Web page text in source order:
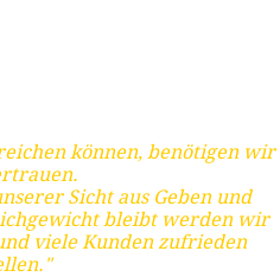
können, benötigen wir
Sicht aus Geben und
bleibt werden wir
viele Kunden zufrieden